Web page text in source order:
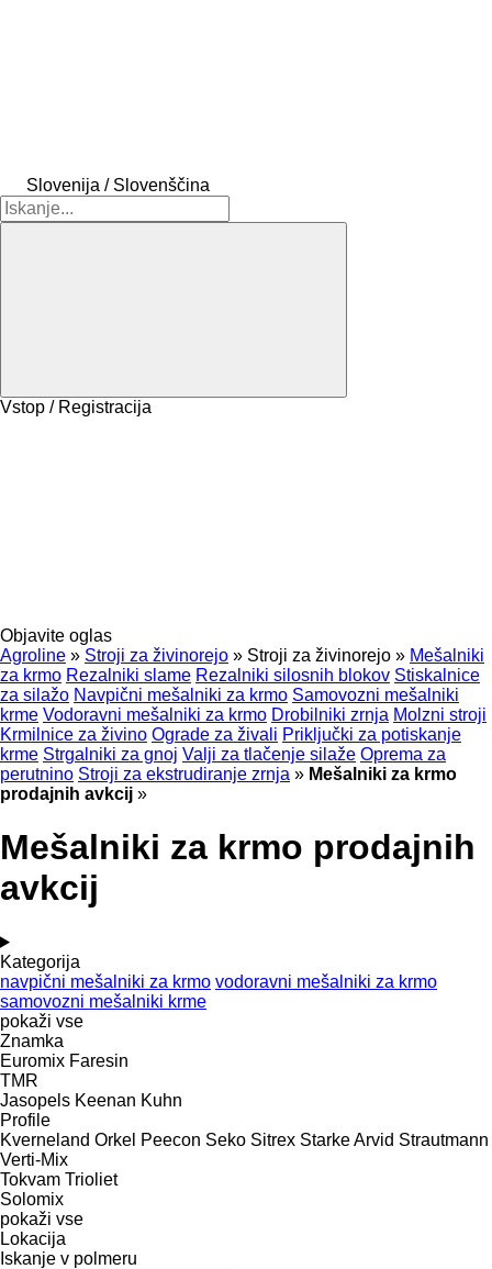
Slovenija / Slovenščina
Vstop / Registracija
Objavite oglas
Agroline » Stroji za živinorejo » Stroji za živinorejo » Mešalniki
za krmo Rezalniki slame Rezalniki silosnih blokov Stiskalnice
za silažo Navpični mešalniki za krmo Samovozni mešalniki
krme Vodoravni mešalniki za krmo Drobilniki zrnja Molzni stroji
Krmilnice za živino Ograde za živali Priključki za potiskanje
krme Strgalniki za gnoj Valji za tlačenje silaže Oprema za
perutnino Stroji za ekstrudiranje zrnja » Mešalniki za krmo
prodajnih avkcij »
Mešalniki za krmo prodajnih
avkcij
Kategorija
navpični mešalniki za krmo vodoravni mešalniki za krmo
samovozni mešalniki krme
pokaži vse
Znamka
Euromix Faresin
TMR
Jasopels Keenan Kuhn
Profile
Kverneland Orkel Peecon Seko Sitrex Starke Arvid Strautmann
Verti-Mix
Tokvam Trioliet
Solomix
pokaži vse
Lokacija
Iskanje v polmeru